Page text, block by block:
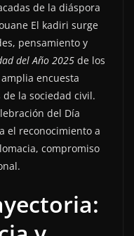
de la diáspora
El kadiri surge
pensamiento y
del Año 2025 de los
encuesta
la sociedad civil.
del Día
el reconocimiento a
compromiso